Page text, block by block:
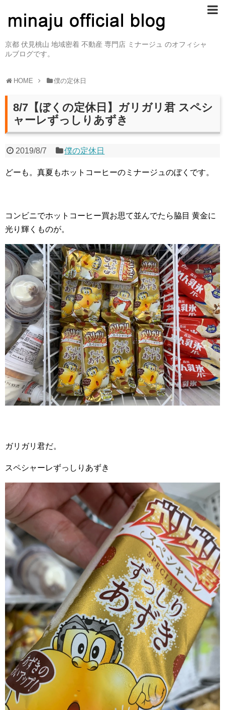
京都 伏見桃山 地域密着 不動産 専門店 ミナージュ のオフィシャ
ルブログです。
HOME 僕の定休日
8/7【ぼくの定休日】ガリガリ君 スペシ
ャーレずっしりあずき
2019/8/7 僕の定休日
どーも。真夏もホットコーヒーのミナージュのぼくです。
コンビニでホットコーヒー買お思て並んでたら脇目 黄金に
光り輝くものが。
ガリガリ君だ。
スペシャーレずっしりあずき